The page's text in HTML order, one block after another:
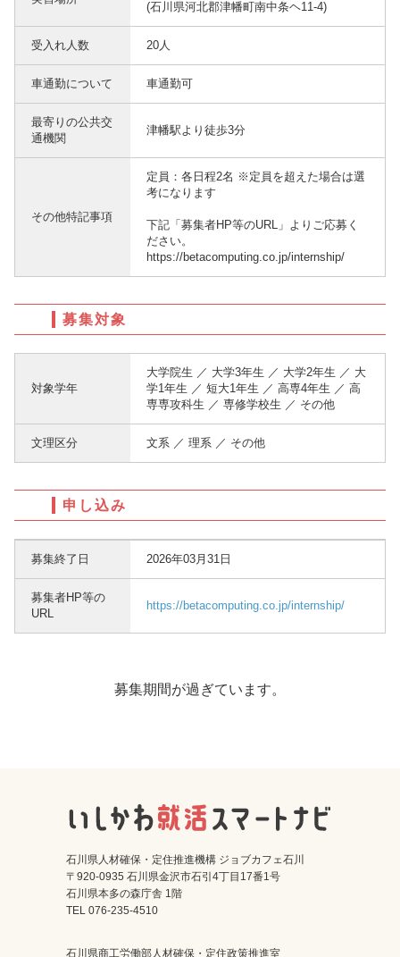
(石川県河北郡津幡町南中条ヘ11-4)
受入れ人数 20人
車通勤について 車通勤可
最寄りの公共交
通機関
津幡駅より徒歩3分
その他特記事項
定員：各日程2名 ※定員を超えた場合は選
考になります
下記「募集者HP等のURL」よりご応募く
ださい。
https://betacomputing.co.jp/internship/
募集対象
対象学年
大学院生 ／ 大学3年生 ／ 大学2年生 ／ 大
学1年生 ／ 短大1年生 ／ 高専4年生 ／ 高
専専攻科生 ／ 専修学校生 ／ その他
文理区分 文系 ／ 理系 ／ その他
申し込み
募集終了日 2026年03月31日
募集者HP等の
URL
https://betacomputing.co.jp/internship/
募集期間が過ぎています。
石川県人材確保・定住推進機構 ジョブカフェ石川
〒920-0935 石川県金沢市石引4丁目17番1号
石川県本多の森庁舎 1階
TEL 076-235-4510
石川県商工労働部人材確保・定住政策推進室